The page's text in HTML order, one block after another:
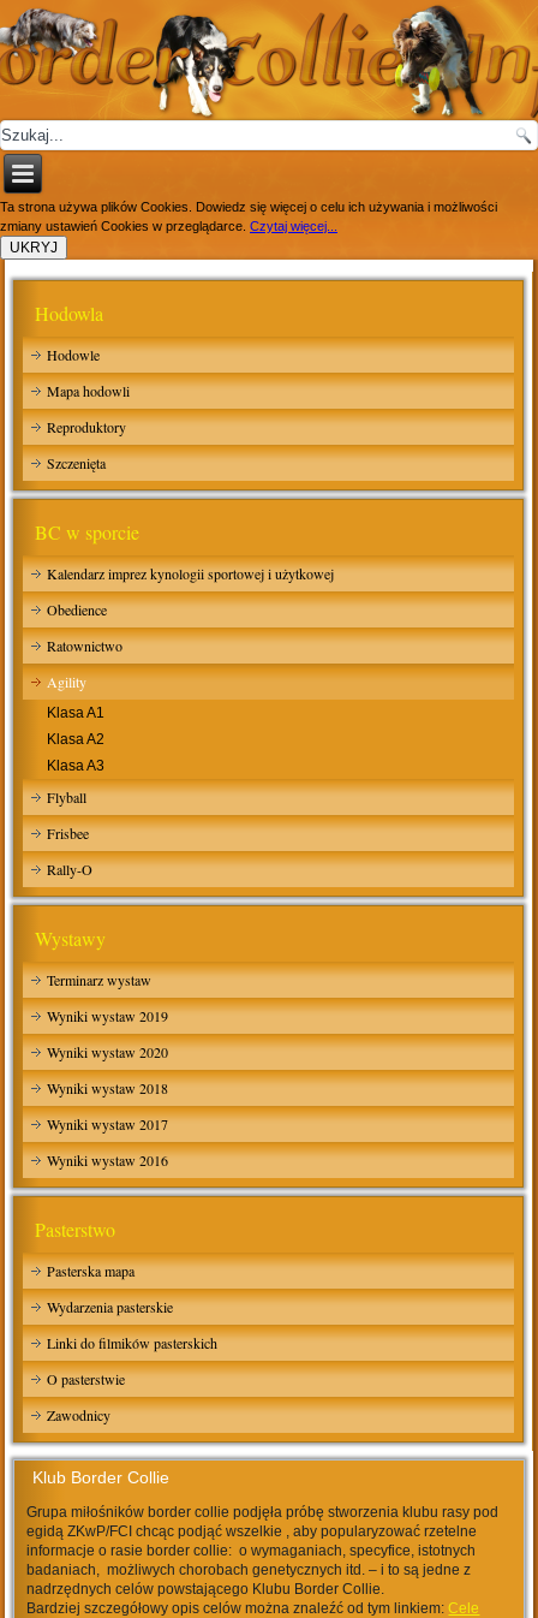
Ta strona używa plików Cookies. Dowiedz się więcej o celu ich używania i możliwości
zmiany ustawień Cookies w przeglądarce. Czytaj więcej...
Hodowla
Hodowle
Mapa hodowli
Reproduktory
Szczenięta
BC w sporcie
Kalendarz imprez kynologii sportowej i użytkowej
Obedience
Ratownictwo
Agility
Klasa A1
Klasa A2
Klasa A3
Flyball
Frisbee
Rally-O
Wystawy
Terminarz wystaw
Wyniki wystaw 2019
Wyniki wystaw 2020
Wyniki wystaw 2018
Wyniki wystaw 2017
Wyniki wystaw 2016
Pasterstwo
Pasterska mapa
Wydarzenia pasterskie
Linki do filmików pasterskich
O pasterstwie
Zawodnicy
Klub Border Collie
Grupa miłośników border collie podjęła próbę stworzenia klubu rasy pod
egidą ZKwP/FCI chcąc podjąć wszelkie , aby popularyzować rzetelne
informacje o rasie border collie: o wymaganiach, specyfice, istotnych
badaniach, możliwych chorobach genetycznych itd. – i to są jedne z
nadrzędnych celów powstającego Klubu Border Collie.
Bardziej szczegółowy opis celów można znaleźć od tym linkiem:Cele